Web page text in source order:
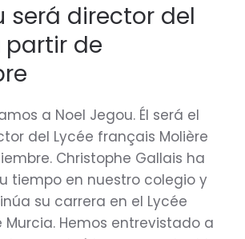
será director del
partir de
a Noel Jegou. Él será el
del Lycée français Molière
Christophe Gallais ha
tiempo en nuestro colegio y
su carrera en el Lycée
Hemos entrevistado a